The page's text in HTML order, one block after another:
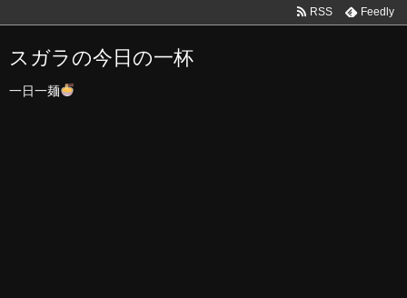
スガラの今日の一杯
一日一麺
RSS Feedly